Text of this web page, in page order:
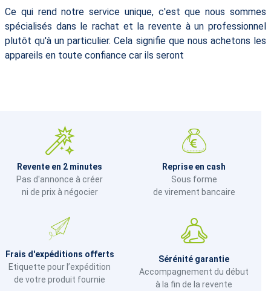
Ce qui rend notre service unique, c'est que nous sommes
spécialisés dans le rachat et la revente à un professionnel
plutôt qu'à un particulier. Cela signifie que nous achetons les
appareils en toute confiance car ils seront
Revente en 2 minutes
Pas d'annonce à créer
ni de prix à négocier
Reprise en cash
Sous forme
de virement bancaire
Frais d'expéditions offerts
Etiquette pour l’expédition
de votre produit fournie
Sérénité garantie
Accompagnement du début
à la fin de la revente